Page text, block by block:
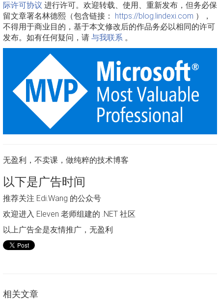
际许可协议 进行许可。欢迎转载、使用、重新发布，但务必保
留文章署名林德熙（包含链接：
https://blog.lindexi.com ），
不得用于商业目的，基于本文修改后的作品务必以相同的许可
发布。如有任何疑问，请 与我联系 。
无盈利，不卖课，做纯粹的技术博客
以下是广告时间
推荐关注 Edi.Wang 的公众号
欢迎进入 Eleven 老师组建的 .NET 社区
以上广告全是友情推广，无盈利
相关文章